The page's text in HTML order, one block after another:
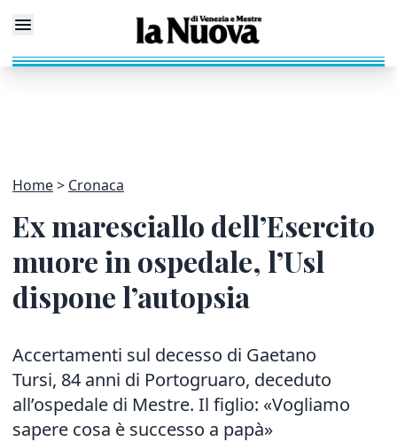
Home Cronaca
Ex maresciallo dell’Esercito
muore in ospedale, l’Usl
dispone l’autopsia
Accertamenti sul decesso di Gaetano
Tursi, 84 anni di Portogruaro, deceduto
all’ospedale di Mestre. Il figlio: «Vogliamo
sapere cosa è successo a papà»